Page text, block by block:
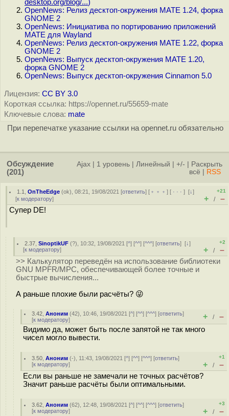
desktop.org/blog/...)
OpenNews: Релиз десктоп-окружения MATE 1.24, форка
GNOME 2
OpenNews: Инициатива по портированию приложений
MATE для Wayland
OpenNews: Релиз десктоп-окружения MATE 1.22, форка
GNOME 2
OpenNews: Выпуск десктоп-окружения MATE 1.20,
форка GNOME 2
OpenNews: Выпуск десктоп-окружения Cinnamon 5.0
Лицензия: CC BY 3.0
Короткая ссылка: https://opennet.ru/55659-mate
Ключевые слова: mate
При перепечатке указание ссылки на opennet.ru обязательно
Обсуждение
(201)
Ajax 1 уровень Линейный +/-
Раскрыть
всё
RSS
1.1 ,OnTheEdge (ok), 08:21, 19/08/2021 [ответить] [ ﹢﹢﹢] [ · · ·][↓]
[к модератору]
+21
+ / –
Супер DE!
2.37 ,SinoptikUF (?), 10:32, 19/08/2021 [^] [^^] [^^^] [ответить][↓]
[к модератору]
+2
+ / –
>> Калькулятор переведён на использование библиотеки
GNU MPFR/MPC, обеспечивающей более точные и
быстрые вычисления...
А раньше плохие были расчёты? 😜
3.42 ,Аноним (42), 10:46, 19/08/2021 [^] [^^] [^^^] [ответить]
[к модератору] + / –
Видимо да, может быть после запятой не так много
чисел могло вывести.
3.50 ,Аноним (-), 11:43, 19/08/2021 [^] [^^] [^^^] [ответить]
[к модератору]
+1
+ / –
Если вы раньше не замечали не точных расчётов?
Значит раньше расчёты были оптимальными.
3.62 ,Аноним (62), 12:48, 19/08/2021 [^] [^^] [^^^] [ответить]
[к модератору]
+3
+ / –